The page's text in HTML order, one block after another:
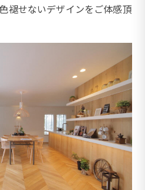
褪せないデザインをご体感頂